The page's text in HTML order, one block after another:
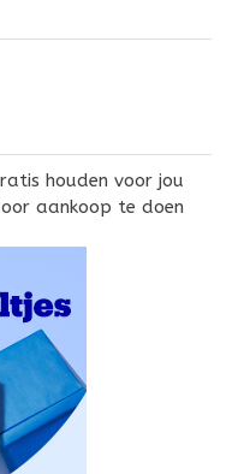
houden voor jou
aankoop te doen